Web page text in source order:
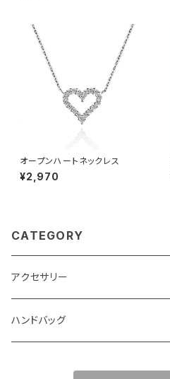
オープンハートネックレス
¥2,970
CATEGORY
アクセサリー
ネックレス
ハンドバッグ